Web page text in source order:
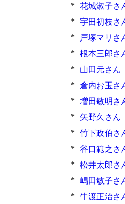
*
花城淑子さ
*
宇田初枝さ
*
戸塚マリさ
*
根本三郎さ
*
山田元さん
*
倉内お玉さ
*
増田敏明さ
*
矢野久さん
*
竹下政伯さ
*
谷口範之さ
*
松井太郎さ
*
嶋田敏子さ
*
牛渡正治さ